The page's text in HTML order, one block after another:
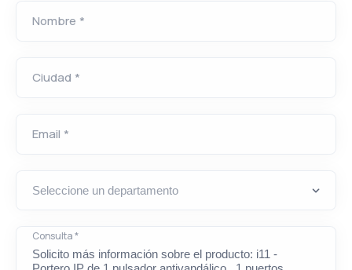
Nombre *
Ciudad *
Email *
Consulta *